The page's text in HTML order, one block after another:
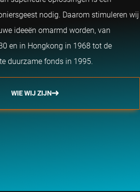
nodig. Daarom stimuleren wij
ideeën omarmd worden, van
en in Hongkong in 1968 tot de
duurzame fonds in 1995.
WIE WIJ ZIJN